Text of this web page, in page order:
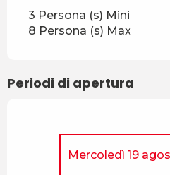
3 Persona (s) Mini
8 Persona (s) Max
Periodi di apertura
Mercoledì 19